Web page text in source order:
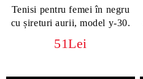
Tenisi pentru femei în negru
cu șireturi aurii, model y-30.
51Lei